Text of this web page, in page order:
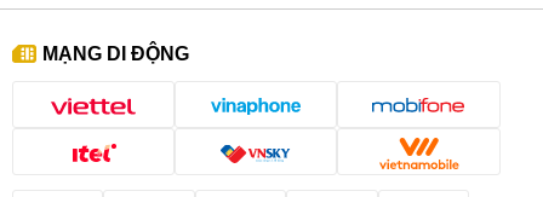
MẠNG DI ĐỘNG